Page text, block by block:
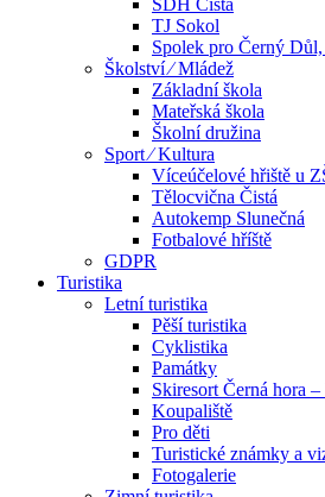
SDH Čistá
TJ Sokol
Spolek pro Černý
Školství ⁄ Mládež
Základní škola
Mateřská škola
Školní družina
Sport ⁄ Kultura
Víceúčelové hřiště u
Tělocvična Čistá
Autokemp Slunečná
Fotbalové hříště
GDPR
Turistika
Letní turistika
Pěší turistika
Cyklistika
Památky
Skiresort Černá hora –
Koupaliště
Pro děti
Turistické známky a
Fotogalerie